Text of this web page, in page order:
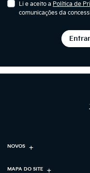
Li e aceito a Política de
comunicações da
NOVOS
MAPA DO SITE